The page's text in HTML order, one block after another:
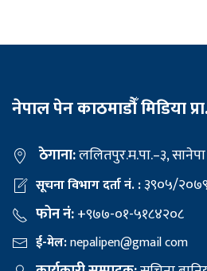
नेपाल पेन काठमाडौँ मिडिया
ठेगाना:ललितपुर.म.पा.–३, सानेपा
सूचना विभाग दर्ता नं. :३९०५/
फोन नं:+९७७-०१-५१८४२०८
ई-मेल:nepalipen@gmail com